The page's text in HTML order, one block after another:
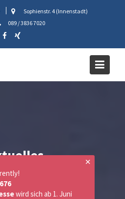
Sophienstr. 4 (Innenstadt)
089 / 3836 7020
✕
wird sich ab 1. Juni